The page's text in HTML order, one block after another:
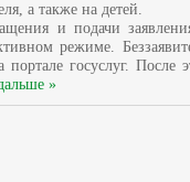
а также на детей.
и подачи
режиме.
госуслуг.
»